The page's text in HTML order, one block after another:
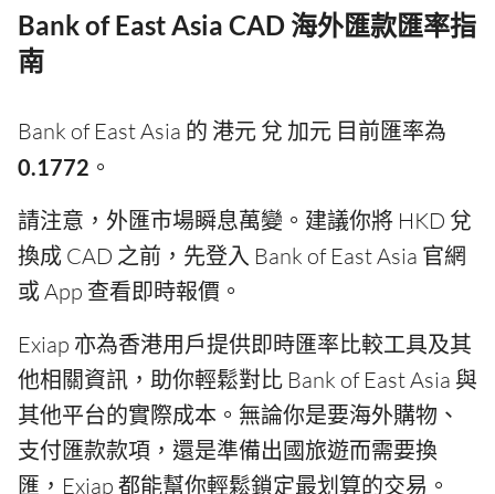
Bank of East Asia CAD 海外匯款匯率指
南
Bank of East Asia 的 港元 兌 加元 目前匯率為
0.1772 。
請注意，外匯市場瞬息萬變。建議你將 HKD 兌
換成 CAD 之前，先登入 Bank of East Asia 官網
或 App 查看即時報價。
Exiap 亦為香港用戶提供即時匯率比較工具及其
他相關資訊，助你輕鬆對比 Bank of East Asia 與
其他平台的實際成本。無論你是要海外購物、
支付匯款款項，還是準備出國旅遊而需要換
匯，Exiap 都能幫你輕鬆鎖定最划算的交易。